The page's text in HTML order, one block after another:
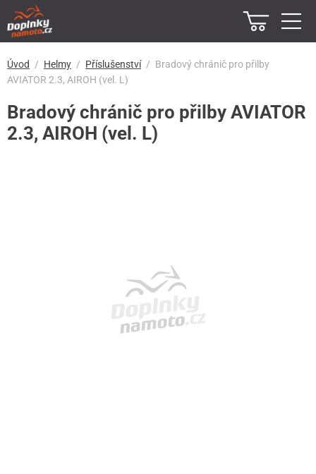
Úvod Helmy Příslušenství
Bradový chránič pro přilby
AVIATOR 2.3, AIROH (vel. L)
Bradový chránič pro přilby AVIATOR
2.3, AIROH (vel. L)